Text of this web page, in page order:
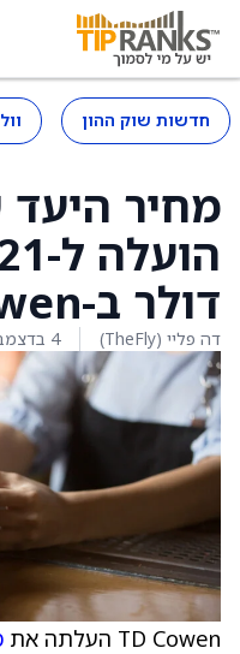
חדשות שוק ההון
דולר ב-TD Cowen
דה פליי (TheFly) 4 בדצמבר 2025
TD Cowen העלתה את